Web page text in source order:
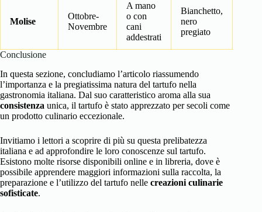
Molise
Ottobre-
Novembre
A mano
o con
cani
addestrati
Bianchetto,
nero
pregiato
Conclusione
In questa sezione, concludiamo l’articolo riassumendo
l’importanza e la pregiatissima natura del tartufo nella
gastronomia italiana. Dal suo caratteristico aroma alla sua
consistenza unica, il tartufo è stato apprezzato per secoli come
un prodotto culinario eccezionale.
Invitiamo i lettori a scoprire di più su questa prelibatezza
italiana e ad approfondire le loro conoscenze sul tartufo.
Esistono molte risorse disponibili online e in libreria, dove è
possibile apprendere maggiori informazioni sulla raccolta, la
preparazione e l’utilizzo del tartufo nelle creazioni culinarie
sofisticate.